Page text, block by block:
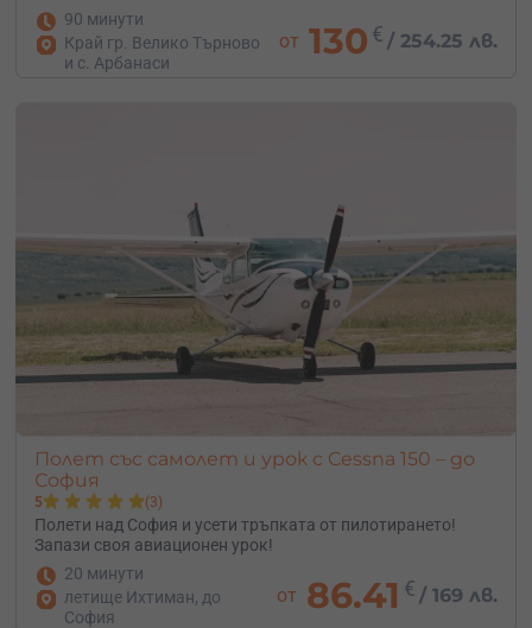
90 минути
Край гр. Велико Търново
и с. Арбанаси
от 130 € / 254.25 лв.
Полет със самолет и урок с Cessna 150 – до
София
5 (3)
Полети над София и усети тръпката от пилотирането!
Запази своя авиационен урок!
20 минути
летище Ихтиман, до
София
от 86.41 € /169 лв.